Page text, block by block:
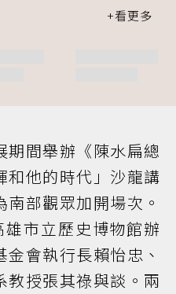
期間舉辦《陳水扁總
和他的時代」沙龍講
部觀眾加開場次。
市立歷史博物館辦
會執行長賴怡忠、
教授張其祿與談。兩